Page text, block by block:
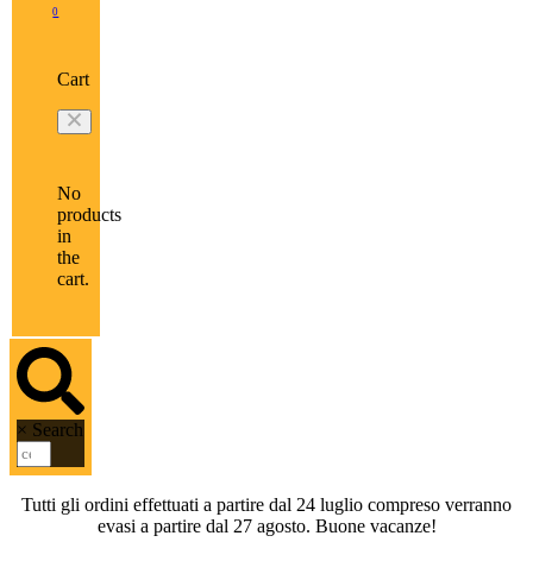
0
Cart
No
products
in
the
cart.
× Search
Tutti gli ordini effettuati a partire dal 24 luglio compreso verranno
evasi a partire dal 27 agosto. Buone vacanze!